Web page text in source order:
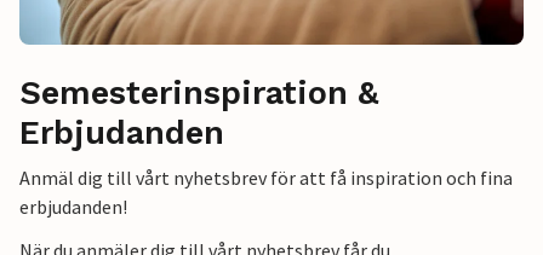
Semesterinspiration &
Erbjudanden
Anmäl dig till vårt nyhetsbrev för att få inspiration och fina
erbjudanden!